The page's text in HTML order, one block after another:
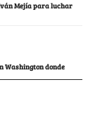
Mejía para luchar
Washington donde